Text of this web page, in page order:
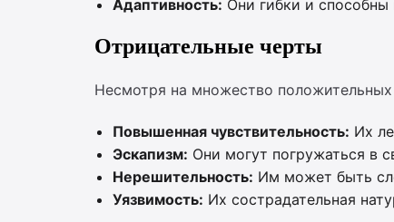
Адаптивность: Они гибки и
Отрицательные черты
Несмотря на множество
Повышенная чувствительность: Их
Эскапизм: Они могут погружаться в
Нерешительность: Им может быть
Уязвимость: Их сострадательная